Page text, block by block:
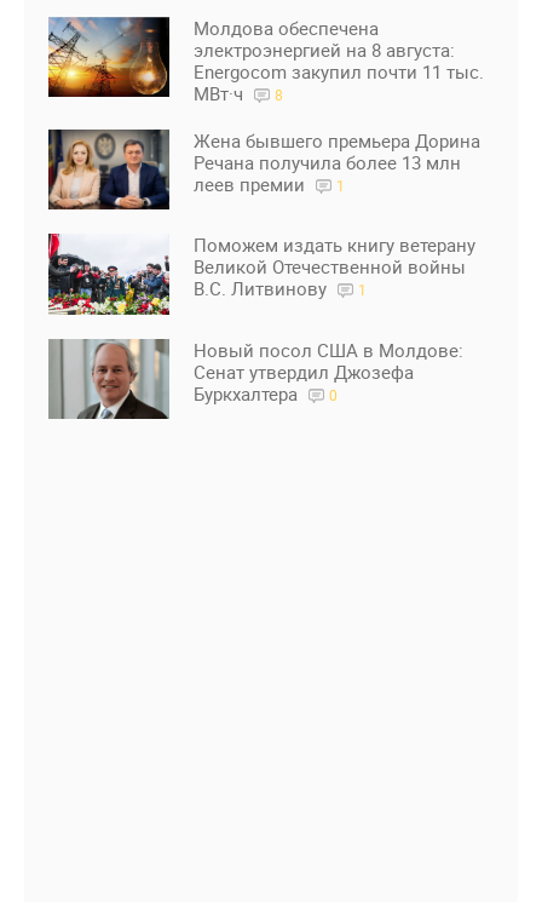
Молдова обеспечена
электроэнергией на 8 августа:
Energocom закупил почти 11 тыс.
МВт·ч
8
Жена бывшего премьера Дорина
Речана получила более 13 млн
леев премии
1
Поможем издать книгу ветерану
Великой Отечественной войны
В.С. Литвинову
1
Новый посол США в Молдове:
Сенат утвердил Джозефа
Буркхалтера
0